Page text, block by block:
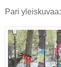
Pari yleiskuvaa: